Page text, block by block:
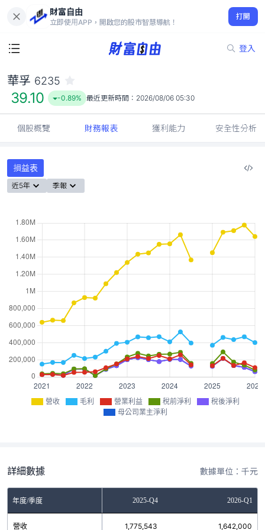
財富自由
立即使用APP，開啟您的股市智慧導航！
打開
登入
39.10
-0.89%
華孚 6235
39.10 -0.89% 最近更新時間： 2026/08/06 05:30
個股概覽 財務報表 獲利能力 安全性分析
損益表
近5年 季報
營收 毛利 營業利益 稅前淨利
稅後淨利
母公司業主淨利
詳細數據 數據單位：千元
年度/季度2025-Q3 2025-Q4 2026-Q1
營收 1,775,543 1,642,000